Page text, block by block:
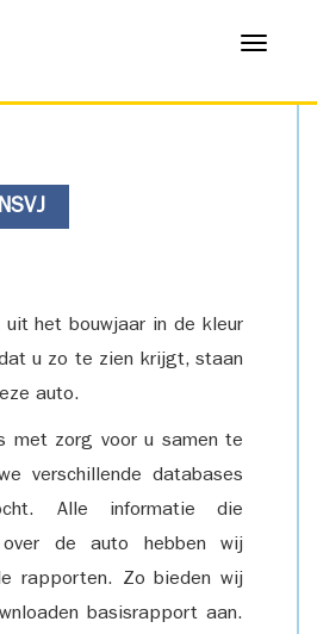
Menu
uit het bouwjaar in de kleur
u zo te zien krijgt, staan
auto.
met zorg voor u samen te
verschillende databases
Alle informatie die
de auto hebben wij
rapporten. Zo bieden wij
basisrapport aan.